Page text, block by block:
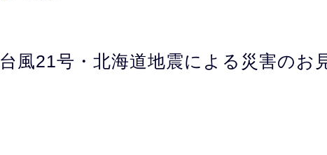
台風21号・北海道地震による災害のお